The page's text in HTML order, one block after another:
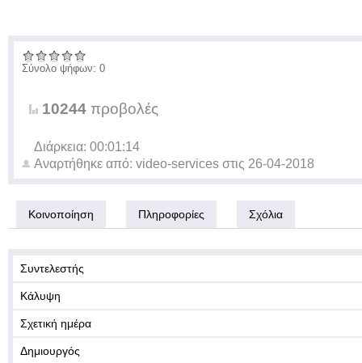
Σύνολο ψήφων: 0
10244 προβολές
Διάρκεια: 00:01:14
Αναρτήθηκε από: video-services στις 26-04-2018
Κοινοποίηση Πληροφορίες Σχόλια
Συντελεστής
Κάλυψη
Σχετική ημέρα
Δημιουργός